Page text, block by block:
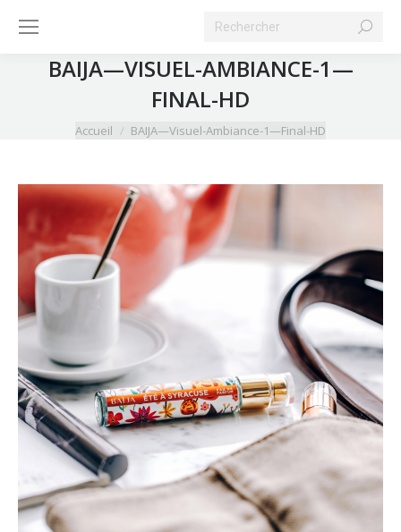
Search:
BAIJA—VISUEL-AMBIANCE-1—
FINAL-HD
Vous êtes ici :
Accueil BAIJA—Visuel-Ambiance-1—Final-HD